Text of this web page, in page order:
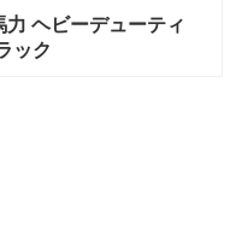
力 ヘビーデューティ
ック